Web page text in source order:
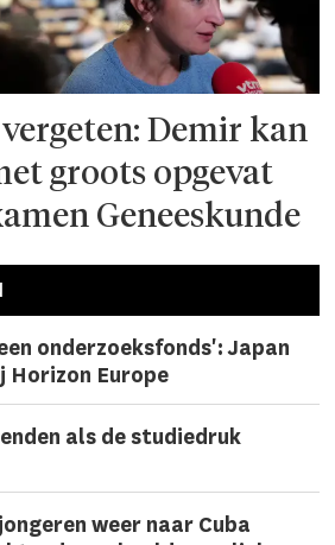
Demir kan
groots opgevat
Geneeskunde
onderzoeks­fonds': Japan
Horizon Europe
als de studiedruk
weer naar Cuba